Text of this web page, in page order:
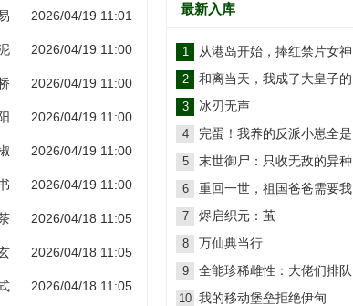
2026/04/19 11:01
2026/04/19 11:00
2026/04/19 11:00
2026/04/19 11:00
2026/04/19 11:00
2026/04/19 11:00
2026/04/18 11:05
2026/04/18 11:05
2026/04/18 11:05
最新入库
1 从港岛开始，捧红禁片女神
2
和离当天，我成了大皇子的
掌上娇
3 冰刃无声
4
完蛋！我养的反派小崽全是
大佬
5
末世御尸：只收无敌的异种
丧尸
6 重回一世，祖国爸爸需要我
7 烬启织元：茧
8 万仙典当行
9
全能珍稀雌性：大佬们排队
想嫁她
10 我的移动堡垒拒绝伊甸